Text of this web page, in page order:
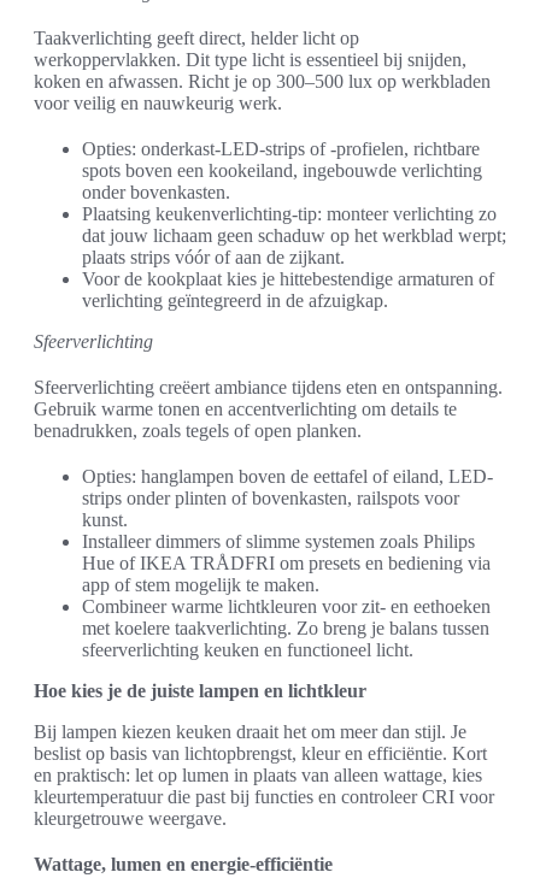
Taakverlichting geeft direct, helder licht op
werkoppervlakken. Dit type licht is essentieel bij snijden,
koken en afwassen. Richt je op 300–500 lux op werkbladen
voor veilig en nauwkeurig werk.
Opties: onderkast-LED-strips of -profielen, richtbare
spots boven een kookeiland, ingebouwde verlichting
onder bovenkasten.
Plaatsing keukenverlichting-tip: monteer verlichting zo
dat jouw lichaam geen schaduw op het werkblad werpt;
plaats strips vóór of aan de zijkant.
Voor de kookplaat kies je hittebestendige armaturen of
verlichting geïntegreerd in de afzuigkap.
Sfeerverlichting
Sfeerverlichting creëert ambiance tijdens eten en ontspanning.
Gebruik warme tonen en accentverlichting om details te
benadrukken, zoals tegels of open planken.
Opties: hanglampen boven de eettafel of eiland, LED-
strips onder plinten of bovenkasten, railspots voor
kunst.
Installeer dimmers of slimme systemen zoals Philips
Hue of IKEA TRÅDFRI om presets en bediening via
app of stem mogelijk te maken.
Combineer warme lichtkleuren voor zit- en eethoeken
met koelere taakverlichting. Zo breng je balans tussen
sfeerverlichting keuken en functioneel licht.
Hoe kies je de juiste lampen en lichtkleur
Bij lampen kiezen keuken draait het om meer dan stijl. Je
beslist op basis van lichtopbrengst, kleur en efficiëntie. Kort
en praktisch: let op lumen in plaats van alleen wattage, kies
kleurtemperatuur die past bij functies en controleer CRI voor
kleurgetrouwe weergave.
Wattage, lumen en energie-efficiëntie